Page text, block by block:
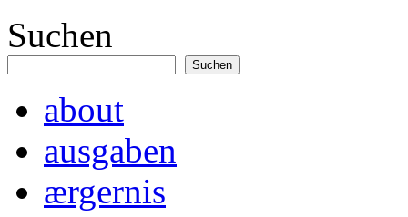
Suchen
Suchen
about
ausgaben
ærgernis